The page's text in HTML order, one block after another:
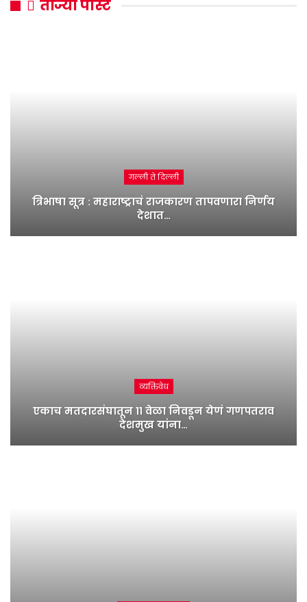
ताज्या पोस्ट
गल्ली ते दिल्ली
त्रिभाषा सूत्र : महाराष्ट्राचं राजकारण तापवणारा निर्णय
देशात…
व्यक्तिवेध
एकाच मतदारसंघातून ११ वेळा निवडून येणं गणपतराव
देशमुख यांना…